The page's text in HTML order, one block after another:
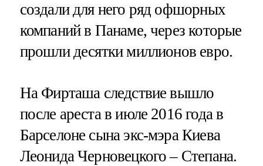
создали для него ряд офшорных
компаний в Панаме, через которые
прошли десятки миллионов евро.
На Фирташа следствие вышло
после ареста в июле 2016 года в
Барселоне сына экс-мэра Киева
Леонида Черновецкого – Степана.